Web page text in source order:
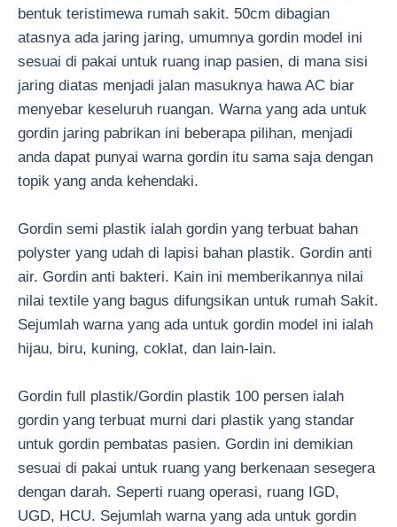
bentuk teristimewa rumah sakit. 50cm dibagian
atasnya ada jaring jaring, umumnya gordin model ini
sesuai di pakai untuk ruang inap pasien, di mana sisi
jaring diatas menjadi jalan masuknya hawa AC biar
menyebar keseluruh ruangan. Warna yang ada untuk
gordin jaring pabrikan ini beberapa pilihan, menjadi
anda dapat punyai warna gordin itu sama saja dengan
topik yang anda kehendaki.
Gordin semi plastik ialah gordin yang terbuat bahan
polyster yang udah di lapisi bahan plastik. Gordin anti
air. Gordin anti bakteri. Kain ini memberikannya nilai
nilai textile yang bagus difungsikan untuk rumah Sakit.
Sejumlah warna yang ada untuk gordin model ini ialah
hijau, biru, kuning, coklat, dan lain-lain.
Gordin full plastik/Gordin plastik 100 persen ialah
gordin yang terbuat murni dari plastik yang standar
untuk gordin pembatas pasien. Gordin ini demikian
sesuai di pakai untuk ruang yang berkenaan sesegera
dengan darah. Seperti ruang operasi, ruang IGD,
UGD, HCU. Sejumlah warna yang ada untuk gordin